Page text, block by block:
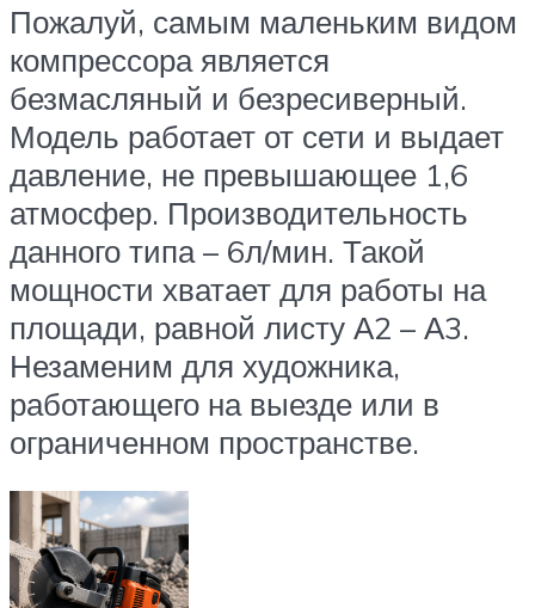
Пожалуй, самым маленьким видом
компрессора является
безмасляный и безресиверный.
Модель работает от сети и выдает
давление, не превышающее 1,6
атмосфер. Производительность
данного типа – 6л/мин. Такой
мощности хватает для работы на
площади, равной листу А2 – А3.
Незаменим для художника,
работающего на выезде или в
ограниченном пространстве.